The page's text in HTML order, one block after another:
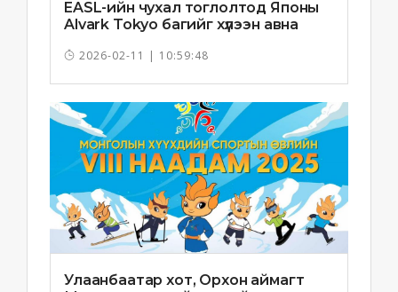
EASL-ийн чухал тоглолтод Японы
Alvark Tokyo багийг хүлээн авна
2026-02-11 | 10:59:48
Улаанбаатар хот, Орхон аймагт